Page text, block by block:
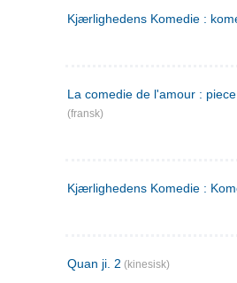
Kjærlighedens Komedie :
La comedie de l'amour :
(fransk)
Kjærlighedens Komedie :
Quan ji. 2 (kinesisk)